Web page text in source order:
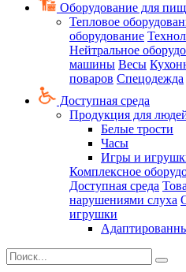
Оборудование для
Тепловое
оборудование
Нейтральное
машины Весы
поваров Спецодежда
Доступная среда
Продукция для
Белые трости
Часы
Игры и
Комплексное
Доступная среда
нарушениями слуха
игрушки